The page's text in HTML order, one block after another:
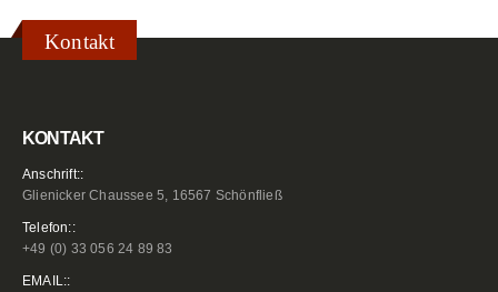
Kontakt
KONTAKT
Anschrift::
Glienicker Chaussee 5, 16567 Schönfließ
Telefon::
+49 (0) 33 056 24 89 83
EMAIL::